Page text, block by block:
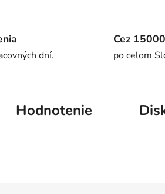
dní.
Cez
po celom
Hodnotenie